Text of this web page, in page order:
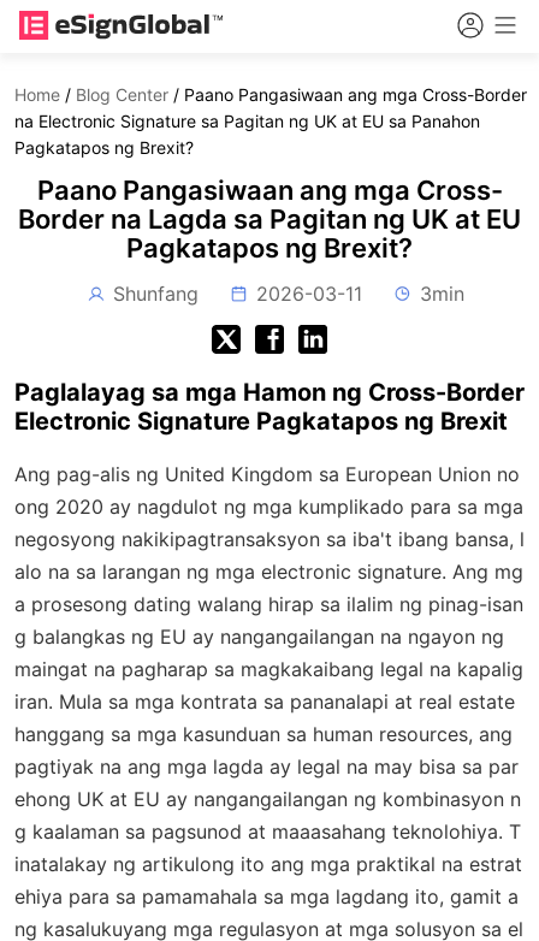
Home / Blog Center / Paano Pangasiwaan ang mga Cross-Border
na Electronic Signature sa Pagitan ng UK at EU sa Panahon
Pagkatapos ng Brexit?
Paano Pangasiwaan ang mga Cross-
Border na Lagda sa Pagitan ng UK at EU
Pagkatapos ng Brexit?
Shunfang 2026-03-11 3min
Paglalayag sa mga Hamon ng Cross-Border
Electronic Signature Pagkatapos ng Brexit
Ang pag-alis ng United Kingdom sa European Union no
ong 2020 ay nagdulot ng mga kumplikado para sa mga
negosyong nakikipagtransaksyon sa iba't ibang bansa, l
alo na sa larangan ng mga electronic signature. Ang mg
a prosesong dating walang hirap sa ilalim ng pinag-isan
g balangkas ng EU ay nangangailangan na ngayon ng
maingat na pagharap sa magkakaibang legal na kapalig
iran. Mula sa mga kontrata sa pananalapi at real estate
hanggang sa mga kasunduan sa human resources, ang
pagtiyak na ang mga lagda ay legal na may bisa sa par
ehong UK at EU ay nangangailangan ng kombinasyon n
g kaalaman sa pagsunod at maaasahang teknolohiya. T
inatalakay ng artikulong ito ang mga praktikal na estrat
ehiya para sa pamamahala sa mga lagdang ito, gamit a
ng kasalukuyang mga regulasyon at mga solusyon sa el